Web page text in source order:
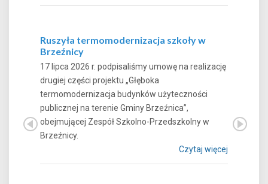
Ruszyła termomodernizacja szkoły w
Brzeźnicy
17 lipca 2026 r. podpisaliśmy umowę na realizację
drugiej części projektu „Głęboka
termomodernizacja budynków użyteczności
publicznej na terenie Gminy Brzeźnica”,
obejmującej Zespół Szkolno-Przedszkolny w
Brzeźnicy.
Czytaj więcej